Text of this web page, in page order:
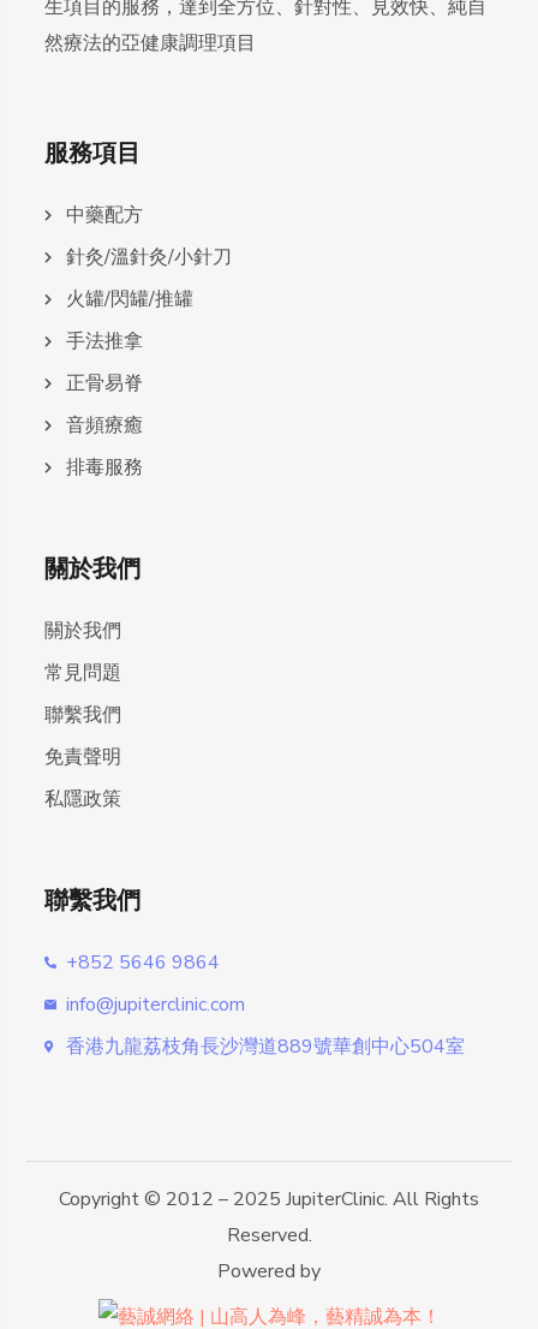
生項目的服務，達到全方位、針對性、見效快、純自
然療法的亞健康調理項目
服務項目
中藥配方
針灸/溫針灸/小針刀
火罐/閃罐/推罐
手法推拿
正骨易脊
⾳頻療癒
排毒服務
關於我們
關於我們
常見問題
聯繫我們
免責聲明
私隱政策
聯繫我們
+852 5646 9864
info@jupiterclinic.com
香港九龍荔枝角長沙灣道889號華創中心504室
Copyright © 2012 – 2025 JupiterClinic. All Rights
Reserved.
Powered by